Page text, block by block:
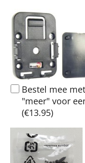
Bestel mee
"meer" voor
(€13.95)